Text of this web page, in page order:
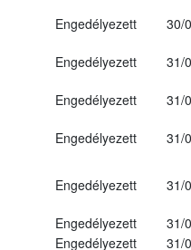
Engedélyezett
30/
Engedélyezett
31/
Engedélyezett
31/
Engedélyezett
31/
Engedélyezett 31/
Engedélyezett
31/
Engedélyezett
31/